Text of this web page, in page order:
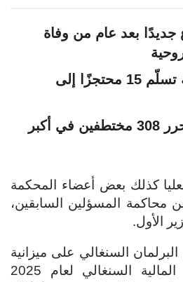
جديدًا بعد عام من وفاة
الحكومة الكونغولية تسلّم 15 محتجزًا إلى
القوات النيجيرية تحرر 308 مختطفين في أكبر
كذلك بعض أعضاء المحكمة
محاكمة المسؤلين السابقين،
الأول.
السنغالي على ميزانية
الدولة، ويتوقع قانون المالية السنغالي لعام 2025